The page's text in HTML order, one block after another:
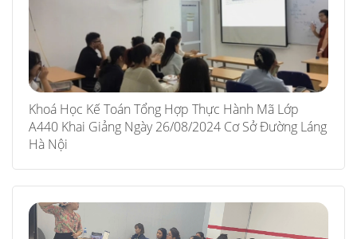
Khoá Học Kế Toán Tổng Hợp Thực Hành Mã Lớp
A440 Khai Giảng Ngày 26/08/2024 Cơ Sở Đường Láng
Hà Nội